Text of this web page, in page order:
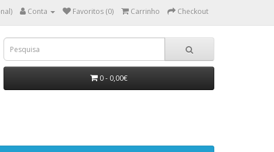
Conta Favoritos (0) Carrinho Checkout
0 - 0,00€